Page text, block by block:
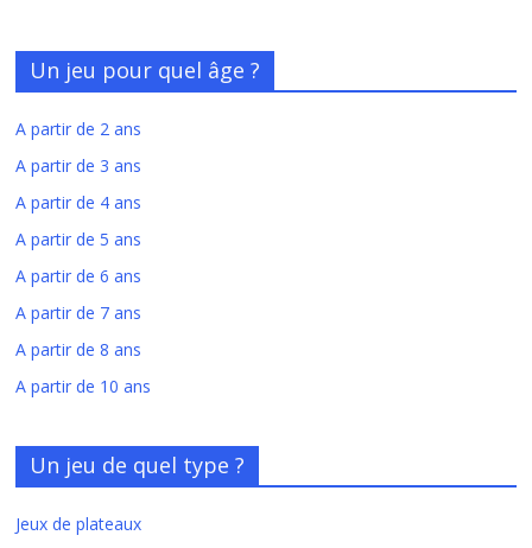
Un jeu pour quel âge ?
A partir de 2 ans
A partir de 3 ans
A partir de 4 ans
A partir de 5 ans
A partir de 6 ans
A partir de 7 ans
A partir de 8 ans
A partir de 10 ans
Un jeu de quel type ?
Jeux de plateaux